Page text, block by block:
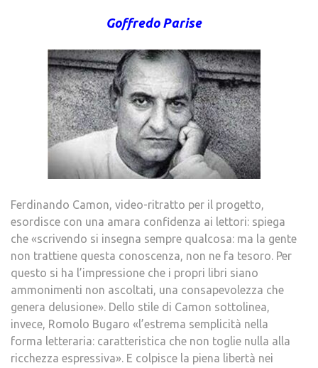
Goffredo Parise
Ferdinando Camon, video-ritratto per il progetto,
esordisce con una amara confidenza ai lettori: spiega
che «scrivendo si insegna sempre qualcosa: ma la gente
non trattiene questa conoscenza, non ne fa tesoro. Per
questo si ha l’impressione che i propri libri siano
ammonimenti non ascoltati, una consapevolezza che
genera delusione». Dello stile di Camon sottolinea,
invece, Romolo Bugaro «l’estrema semplicità nella
forma letteraria: caratteristica che non toglie nulla alla
ricchezza espressiva». E colpisce la piena libertà nei